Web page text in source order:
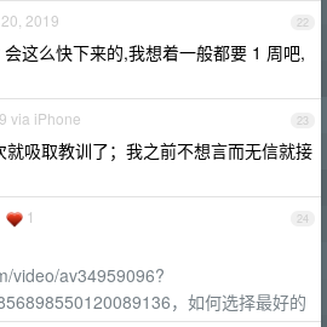
22
2019
这么快下来的,我想着一般都要 1 周吧,
23
via iPhone
吸取教训了；我之前不想言而无信就接
24
1
video/av34959096?
，如何选择最好的